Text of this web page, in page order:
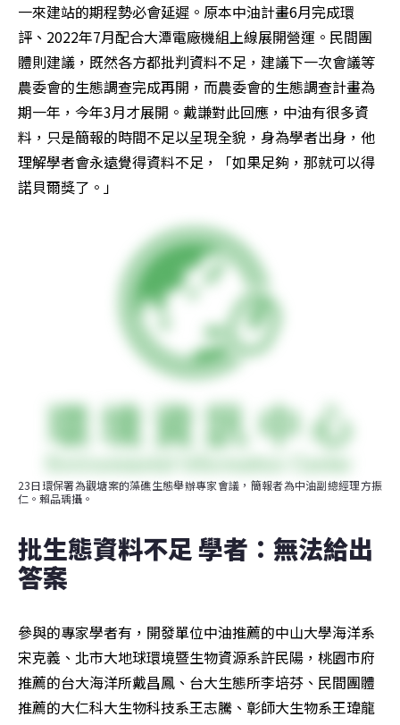
一來建站的期程勢必會延遲。原本中油計畫6月完成環
評、2022年7月配合大潭電廠機組上線展開營運。民間團
體則建議，既然各方都批判資料不足，建議下一次會議等
農委會的生態調查完成再開，而農委會的生態調查計畫為
期一年，今年3月才展開。戴謙對此回應，中油有很多資
料，只是簡報的時間不足以呈現全貌，身為學者出身，他
理解學者會永遠覺得資料不足，「如果足夠，那就可以得
諾貝爾獎了。」
23日環保署為觀塘案的藻礁生態舉辦專家會議，簡報者為中油副總經理方振
仁。賴品瑀攝。
批生態資料不足 學者：無法給出
答案
參與的專家學者有，開發單位中油推薦的中山大學海洋系
宋克義、北市大地球環境暨生物資源系許民陽，桃園市府
推薦的台大海洋所戴昌鳳、台大生態所李培芬、民間團體
推薦的大仁科大生物科技系王志騰、彰師大生物系王瑋龍